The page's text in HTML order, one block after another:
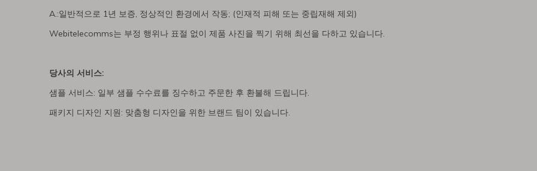
A.:일반적으로 1년 보증, 정상적인 환경에서 작동; (인재적 피해 또는 중립재해 제외)
Webitelecomms는 부정 행위나 표절 없이 제품 사진을 찍기 위해 최선을 다하고 있습니다.
당사의 서비스:
샘플 서비스: 일부 샘플 수수료를 징수하고 주문한 후 환불해 드립니다.
패키지 디자인 지원: 맞춤형 디자인을 위한 브랜드 팀이 있습니다.